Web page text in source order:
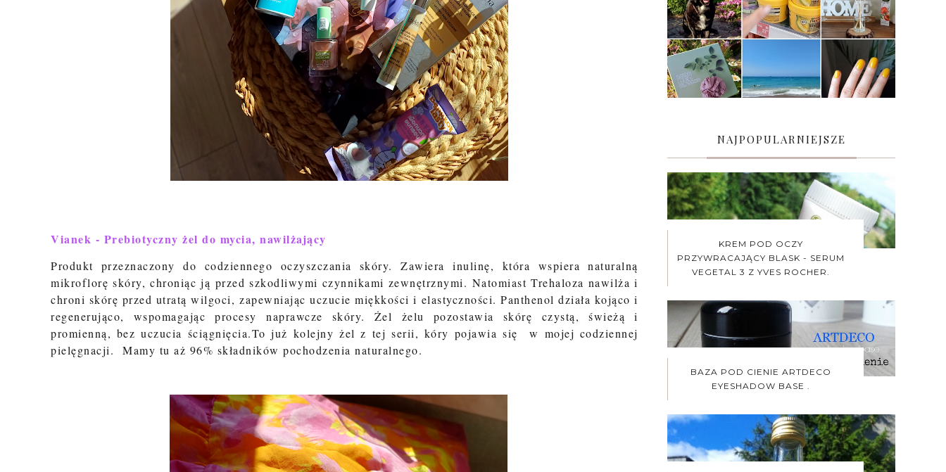
Vianek - Prebiotyczny żel do mycia, nawilżający
Produkt przeznaczony do codziennego oczyszczania skóry. Zawiera inulinę, która wspiera naturalną
mikroflorę skóry, chroniąc ją przed szkodliwymi czynnikami zewnętrznymi. Natomiast Trehaloza nawilża i
chroni skórę przed utratą wilgoci, zapewniając uczucie miękkości i elastyczności. Panthenol działa kojąco i
regenerująco, wspomagając procesy naprawcze skóry. Żel żelu pozostawia skórę czystą, świeżą i
promienną, bez uczucia ściągnięcia.To już kolejny żel z tej serii, kóry pojawia się w mojej codziennej
pielęgnacji. Mamy tu aż 96% składników pochodzenia naturalnego.
NAJPOPULARNIEJSZE
KREM POD OCZY
PRZYWRACAJĄCY BLASK - SERUM
VEGETAL 3 Z YVES ROCHER.
BAZA POD CIENIE ARTDECO
EYESHADOW BASE .